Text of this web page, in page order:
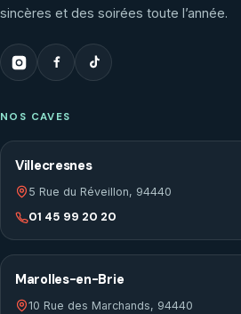
sincères et des soirées toute l’année.
NOS CAVES
Villecresnes
5 Rue du Réveillon, 94440
01 45 99 20 20
Marolles-en-Brie
10 Rue des Marchands, 94440